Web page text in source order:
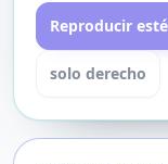
Reproducir
solo derecho